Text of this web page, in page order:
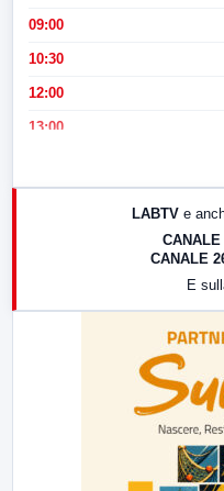
09:00
10:30
12:00
13:00
LABTV e
CANALE
CANALE
E